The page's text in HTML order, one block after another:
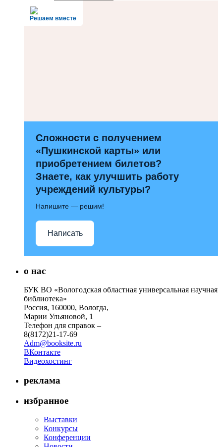
Решаем вместе
Сложности с получением
«Пушкинской карты» или
приобретением билетов?
Знаете, как улучшить работу
учреждений культуры?
Напишите — решим!
Написать
о нас
БУК ВО «Вологодская областная универсальная научная
библиотека»
Россия, 160000, Вологда,
Марии Ульяновой, 1
Телефон для справок –
8(8172)21-17-69
Adm@booksite.ru
ВКонтакте
Видеохостинг
реклама
избранное
Выставки
Конкурсы
Конференции